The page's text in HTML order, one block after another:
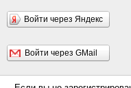
Войти через Яндекс
Войти через GMail